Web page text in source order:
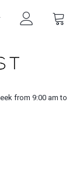
from 9:00 am to